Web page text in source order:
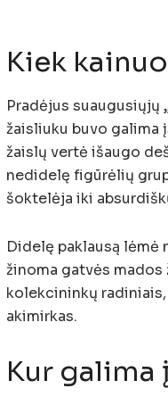
Kiek
Pradėjus suaugusiųjų
žaisliuku buvo galima
žaislų vertė išaugo
nedidelę figūrėlių
šoktelėja iki
Didelę paklausą lėmė
žinoma gatvės
kolekcininkų
akimirkas.
Kur galima